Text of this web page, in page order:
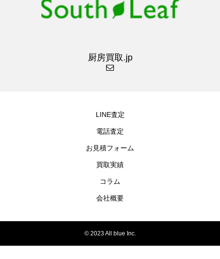
厨房買取.jp
LINE査定
電話査定
お見積フォーム
買取実績
コラム
会社概要
© 2023 All blue Inc.